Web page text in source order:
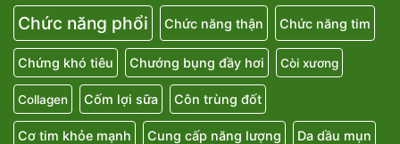
Chức năng phổi Chức năng thận Chức năng tim
Chứng khó tiêu Chướng bụng đầy hơi Còi xương
Collagen Cốm lợi sữa Côn trùng đốt
Cơ tim khỏe mạnh Cung cấp năng lượng Da dầu mụn